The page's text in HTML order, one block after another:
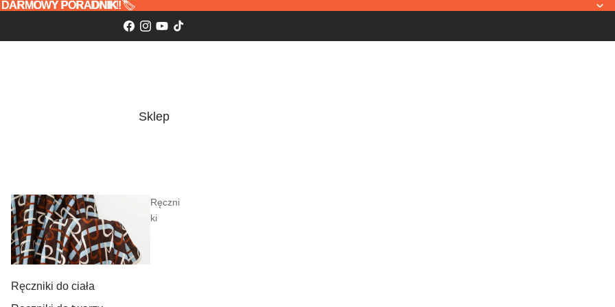
DARMOWY PORADNIK!🏷️
DARMOWY PORADNIK! 🏷️
Sklep
Ręczni
ki
Ręczniki do ciała